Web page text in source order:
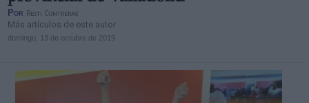
Por Resti Contreras
Más artículos de este autor
domingo, 13 de octubre de 2019